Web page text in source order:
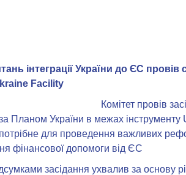
інтеграції України до ЄС
Facility
Комітет провів
Планом України в межах
для проведення важливих
фінансової допомоги від ЄС
засідання ухвалив за основу